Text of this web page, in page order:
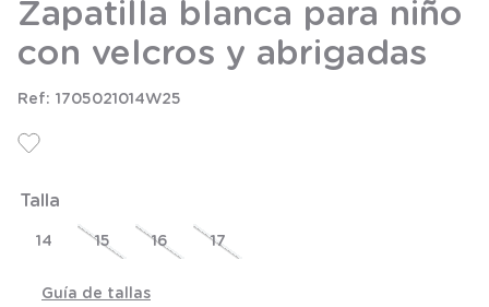
Zapatilla blanca para niño
con velcros y abrigadas
1705021014W25
Talla
14 15 16 17
Guía de tallas
3.
zapatillas
4.
body
5
manta
8.
9.
saco dormir